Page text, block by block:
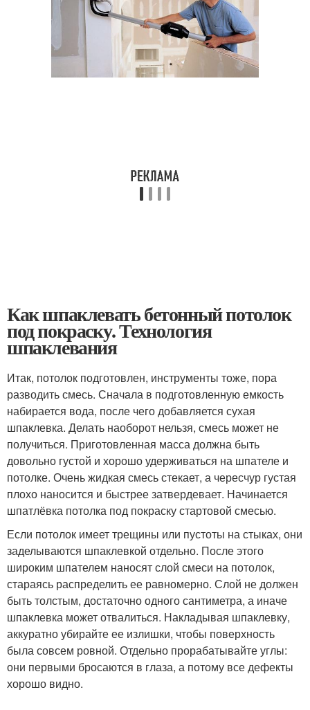
Как шпаклевать бетонный потолок
под покраску. Технология
шпаклевания
Итак, потолок подготовлен, инструменты тоже, пора
разводить смесь. Сначала в подготовленную емкость
набирается вода, после чего добавляется сухая
шпаклевка. Делать наоборот нельзя, смесь может не
получиться. Приготовленная масса должна быть
довольно густой и хорошо удерживаться на шпателе и
потолке. Очень жидкая смесь стекает, а чересчур густая
плохо наносится и быстрее затвердевает. Начинается
шпатлёвка потолка под покраску стартовой смесью.
Если потолок имеет трещины или пустоты на стыках, они
заделываются шпаклевкой отдельно. После этого
широким шпателем наносят слой смеси на потолок,
стараясь распределить ее равномерно. Слой не должен
быть толстым, достаточно одного сантиметра, а иначе
шпаклевка может отвалиться. Накладывая шпаклевку,
аккуратно убирайте ее излишки, чтобы поверхность
была совсем ровной. Отдельно прорабатывайте углы:
они первыми бросаются в глаза, а потому все дефекты
хорошо видно.